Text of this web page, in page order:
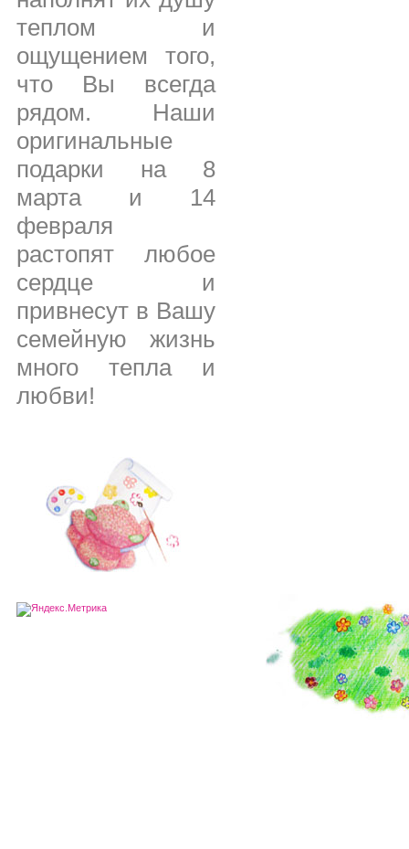
теплом и
ощущением того,
что Вы всегда
рядом. Наши
оригинальные
подарки на 8
марта и 14
февраля
растопят любое
сердце и
привнесут в Вашу
семейную жизнь
много тепла и
любви!